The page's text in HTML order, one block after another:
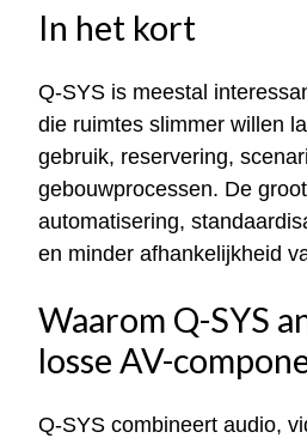
In het kort
Q-SYS is meestal
die ruimtes slimmer willen
gebruik, reservering,
gebouwprocessen. De
automatisering,
en minder afhankelijkheid
Waarom Q-SYS
losse AV-
Q-SYS combineert audio,